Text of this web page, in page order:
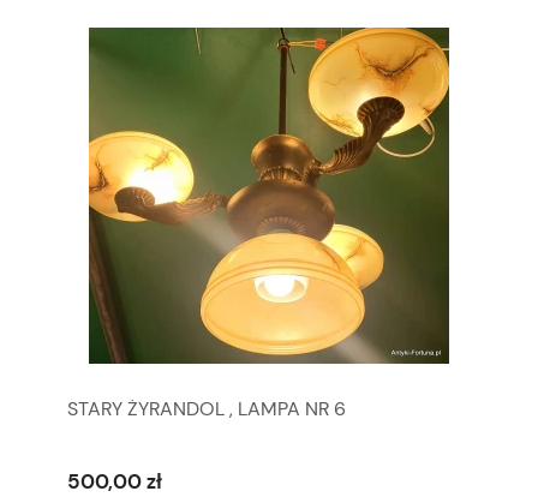
STARY ŻYRANDOL , LAMPA NR 6
500,00 zł